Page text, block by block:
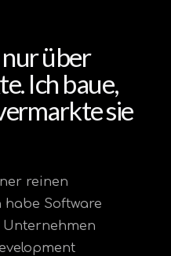
über
Ich baue,
sie
reinen
Software